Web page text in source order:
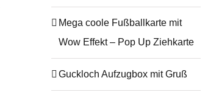
Mega coole Fußballkarte mit
Wow Effekt – Pop Up Ziehkarte
Guckloch Aufzugbox mit Gruß